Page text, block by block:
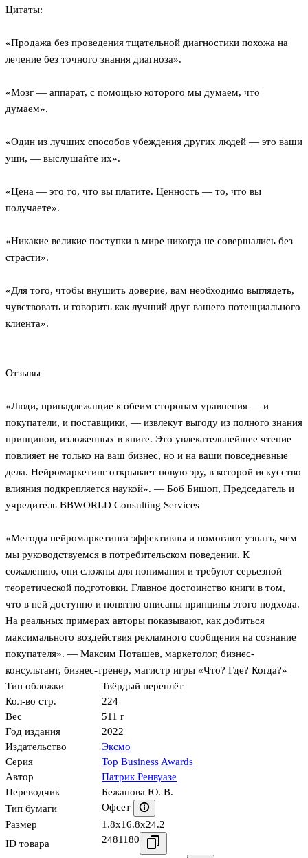
Цитаты:
«Продажа без проведения тщательной диагностики похожа на
лечение без точного знания диагноза».
«Мозг — аппарат, с помощью которого мы думаем, что
думаем».
«Один из лучших способов убеждения других людей — это ваши
уши, — выслушайте их».
«Цена — это то, что вы платите. Ценность — то, что вы
получаете».
«Никакие великие поступки в мире никогда не совершались без
страсти».
«Для того, чтобы внушить доверие, вам необходимо выглядеть,
чувствовать и говорить как лучший друг вашего потенциального
клиента».
Отзывы
«Люди, принадлежащие к обеим сторонам уравнения — и
покупатели, и поставщики, — извлекут выгоду из полного знания
принципов, изложенных в книге. Это увлекательнейшее чтение
повлияет не только на ваш бизнес, но и на ваши повседневные
дела. Нейромаркетинг открывает новую эру, в которой искусство
влияния подкрепляется наукой». — Боб Бишоп, Председатель и
учредитель BBWORLD Consulting Services
«Методы нейромаркетинга эффективны и помогают узнать, чем
мы руководствуемся в потребительском поведении. К
сожалению, они сложны для понимания и требуют серьезной
теоретической подготовки. Главное достоинство книги в том,
что в ней доступно и понятно описаны принципы этого подхода.
На реальных примерах авторы показывают, как добиться
максимального воздействия рекламного сообщения на сознание
покупателя». — Максим Поташев, маркетолог, бизнес-
консультант, бизнес-тренер, магистр игры «Что? Где? Когда?»
Тип обложки
Твёрдый переплёт
Кол-во стр.
224
Вес
511 г
Год издания
2022
Издательство
Эксмо
Серия
Top Business Awards
Автор
Патрик Ренвуазе
Переводчик
Бежанова Ю. В.
Тип бумаги
Офсет
Размер
1.8x16.8x24.2
ID товара
2481180